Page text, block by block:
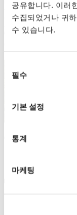
공유합니다. 이러
수집되었거나 귀
수 있습니다.
필수
기본 설정
통계
마케팅
01 8월 2023 | 화초